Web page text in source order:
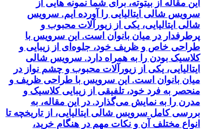
این مقاله از بیتوته، برای شما نمونه هایی از
سرویس شالی ایتالیایی را آورده ایم. سرویس
شالی ایتالیایی، یکی از زیورآلات محبوب و
پرطرفدار در میان بانوان است. این سرویس با
طراحی خاص و ظریف خود، جلوه‌ای از زیبایی و
کلاسیک بودن را به همراه دارد. سرویس شالی
ایتالیایی، یکی از زیورآلات محبوب و چشم نواز در
میان بانوان است. این سرویس با طراحی ظریف و
منحصر به فرد خود، تلفیقی از زیبایی کلاسیک و
مدرن را به نمایش می‌گذارد. در این مقاله، به
بررسی کامل سرویس شالی ایتالیایی، از تاریخچه تا
انواع مختلف آن و نکات مهم در هنگام خرید،